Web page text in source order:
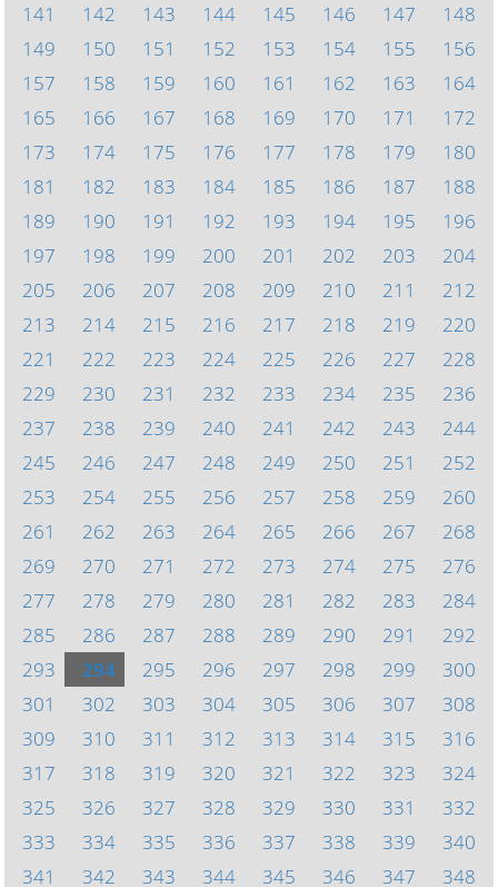
141
142 143 144 145 146 147
148
149
150 151 152 153 154 155
156
157
158 159 160 161 162 163
164
165
166 167 168 169 170 171
172
173
174 175 176 177 178 179
180
181
182 183 184 185 186 187
188
189
190 191 192 193 194 195
196
197
198 199 200 201 202 203
204
205
206 207 208 209 210 211
212
213
214 215 216 217 218 219
220
221
222 223 224 225 226 227
228
229
230 231 232 233 234 235
236
237
238 239 240 241 242 243
244
245
246 247 248 249 250 251
252
253
254 255 256 257 258 259
260
261
262 263 264 265 266 267
268
269
270 271 272 273 274 275
276
277
278 279 280 281 282 283
284
285
286 287 288 289 290 291
292
293
294 295 296 297 298 299
300
301
302 303 304 305 306 307
308
309
310 311 312 313 314 315
316
317
318 319 320 321 322 323
324
325
326 327 328 329 330 331
332
333
334 335 336 337 338 339
340
341
342 343 344 345 346 347 348